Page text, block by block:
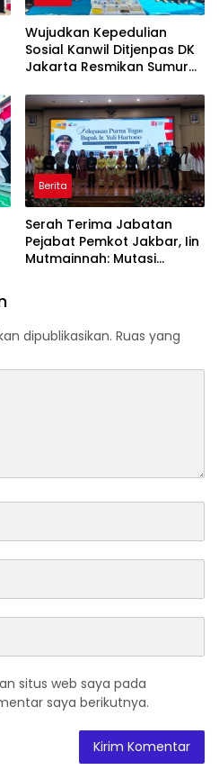
Wujudkan Kepedulian
Sosial Kanwil Ditjenpas DK
Jakarta Resmikan Sumur
Berita
Serah Terima Jabatan
Pejabat Pemkot Jakbar, Iin
Mutmainnah: Mutasi
dipublikasikan. Ruas yang
situs web saya pada
saya berikutnya.